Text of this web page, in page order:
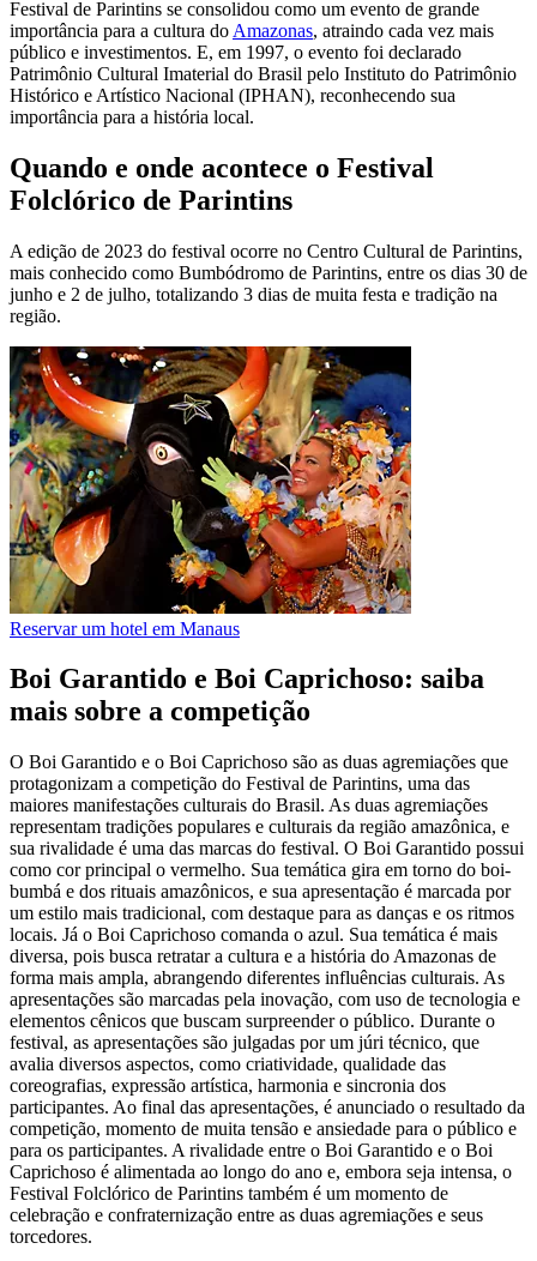
Festival de Parintins se consolidou como um evento de grande
importância para a cultura do Amazonas, atraindo cada vez mais
público e investimentos. E, em 1997, o evento foi declarado
Patrimônio Cultural Imaterial do Brasil pelo Instituto do Patrimônio
Histórico e Artístico Nacional (IPHAN), reconhecendo sua
importância para a história local.
Quando e onde acontece o Festival
Folclórico de Parintins
A edição de 2023 do festival ocorre no Centro Cultural de Parintins,
mais conhecido como Bumbódromo de Parintins, entre os dias 30 de
junho e 2 de julho, totalizando 3 dias de muita festa e tradição na
região.
Reservar um hotel em Manaus
Boi Garantido e Boi Caprichoso: saiba
mais sobre a competição
O Boi Garantido e o Boi Caprichoso são as duas agremiações que
protagonizam a competição do Festival de Parintins, uma das
maiores manifestações culturais do Brasil. As duas agremiações
representam tradições populares e culturais da região amazônica, e
sua rivalidade é uma das marcas do festival. O Boi Garantido possui
como cor principal o vermelho. Sua temática gira em torno do boi-
bumbá e dos rituais amazônicos, e sua apresentação é marcada por
um estilo mais tradicional, com destaque para as danças e os ritmos
locais. Já o Boi Caprichoso comanda o azul. Sua temática é mais
diversa, pois busca retratar a cultura e a história do Amazonas de
forma mais ampla, abrangendo diferentes influências culturais. As
apresentações são marcadas pela inovação, com uso de tecnologia e
elementos cênicos que buscam surpreender o público. Durante o
festival, as apresentações são julgadas por um júri técnico, que
avalia diversos aspectos, como criatividade, qualidade das
coreografias, expressão artística, harmonia e sincronia dos
participantes. Ao final das apresentações, é anunciado o resultado da
competição, momento de muita tensão e ansiedade para o público e
para os participantes. A rivalidade entre o Boi Garantido e o Boi
Caprichoso é alimentada ao longo do ano e, embora seja intensa, o
Festival Folclórico de Parintins também é um momento de
celebração e confraternização entre as duas agremiações e seus
torcedores.